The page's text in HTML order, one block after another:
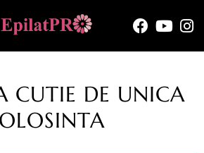
CUTIE DE UNICA